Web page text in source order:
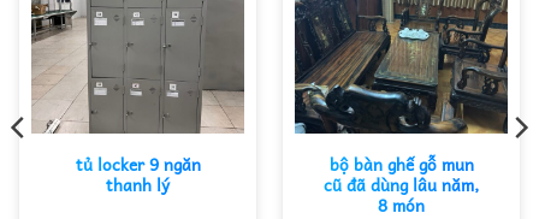
tủ locker 9 ngăn
thanh lý
bộ bàn ghế gỗ mun
cũ đã dùng lâu năm,
8 món